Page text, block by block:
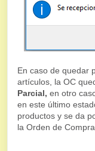
En caso de quedar
artículos, la OC
Parcial, en otro
en este último
productos y se da
la Orden de Compra.